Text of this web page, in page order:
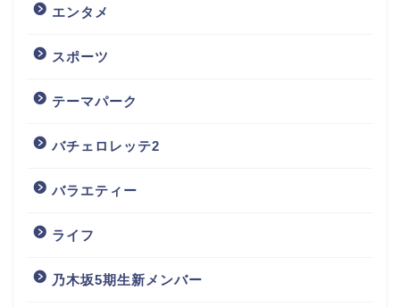
エンタメ
スポーツ
テーマパーク
バチェロレッテ2
バラエティー
ライフ
乃木坂5期生新メンバー